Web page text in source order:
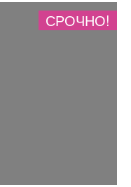
СРОЧНО!